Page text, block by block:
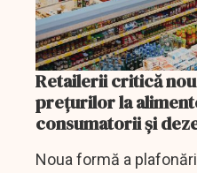
Retailerii critică
prețurilor la
consumatorii și
Noua formă a